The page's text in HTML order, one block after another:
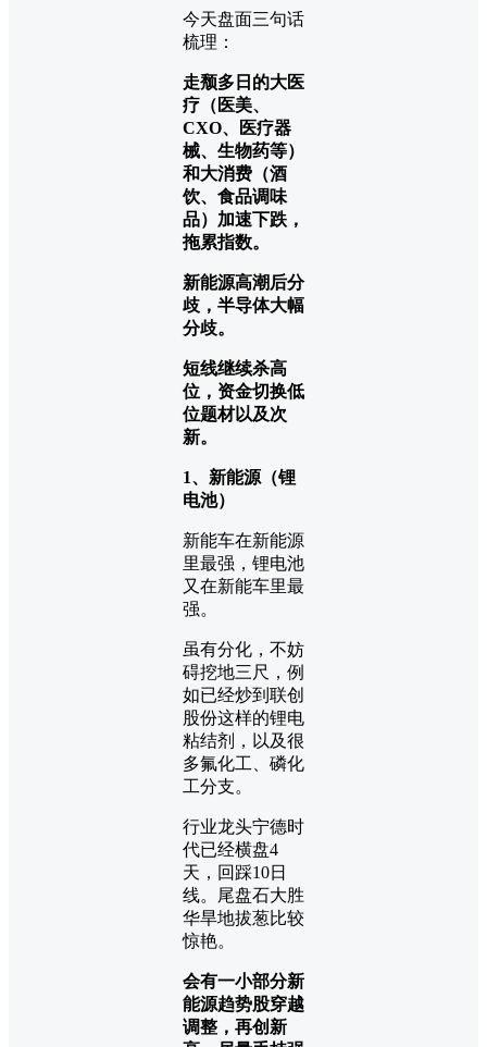
今天盘面三句话
梳理：
走颓多日的大医
疗（医美、
CXO、医疗器
械、生物药等）
和大消费（酒
饮、食品调味
品）加速下跌，
拖累指数。
新能源高潮后分
歧，半导体大幅
分歧。
短线继续杀高
位，资金切换低
位题材以及次
新。
1、新能源（锂
电池）
新能车在新能源
里最强，锂电池
又在新能车里最
强。
虽有分化，不妨
碍挖地三尺，例
如已经炒到联创
股份这样的锂电
粘结剂，以及很
多氟化工、磷化
工分支。
行业龙头宁德时
代已经横盘4
天，回踩10日
线。尾盘石大胜
华旱地拔葱比较
惊艳。
会有一小部分新
能源趋势股穿越
调整，再创新